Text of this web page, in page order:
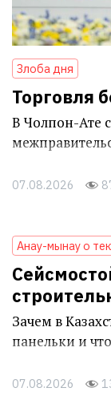
Злоба дня
Торговля
В Чолпон-Ате
07.08.2026
Анау-мынау о
Зачем в
панельки и
07.08.2026